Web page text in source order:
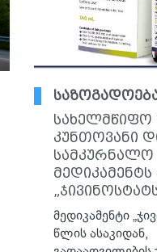
სახელმწიფო
კუნთოვანი
სამკურნალო
მედიკამენტს
მედიკამენტი
წლის ასაკიდან,